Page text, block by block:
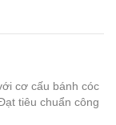
cơ cấu bánh cóc
tiêu chuẩn công